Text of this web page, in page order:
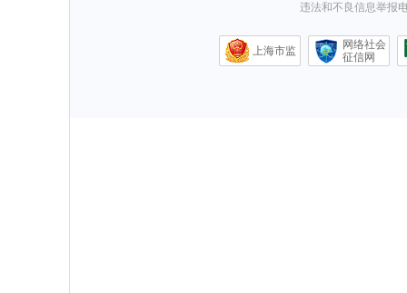
违法和不良信息举报
上海市监
网络社会
征信网